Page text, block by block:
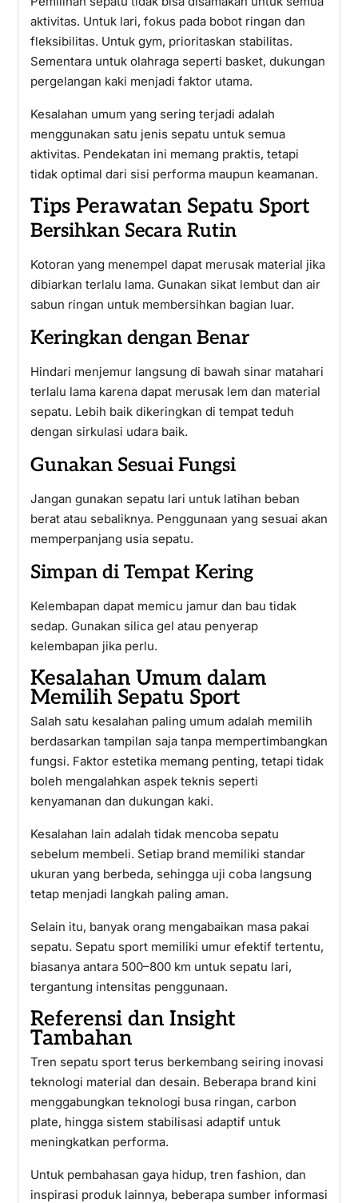
aktivitas. Untuk lari, fokus pada bobot ringan dan
fleksibilitas. Untuk gym, prioritaskan stabilitas.
Sementara untuk olahraga seperti basket, dukungan
pergelangan kaki menjadi faktor utama.
Kesalahan umum yang sering terjadi adalah
menggunakan satu jenis sepatu untuk semua
aktivitas. Pendekatan ini memang praktis, tetapi
tidak optimal dari sisi performa maupun keamanan.
Tips Perawatan Sepatu Sport
Bersihkan Secara Rutin
Kotoran yang menempel dapat merusak material jika
dibiarkan terlalu lama. Gunakan sikat lembut dan air
sabun ringan untuk membersihkan bagian luar.
Keringkan dengan Benar
Hindari menjemur langsung di bawah sinar matahari
terlalu lama karena dapat merusak lem dan material
sepatu. Lebih baik dikeringkan di tempat teduh
dengan sirkulasi udara baik.
Gunakan Sesuai Fungsi
Jangan gunakan sepatu lari untuk latihan beban
berat atau sebaliknya. Penggunaan yang sesuai akan
memperpanjang usia sepatu.
Simpan di Tempat Kering
Kelembapan dapat memicu jamur dan bau tidak
sedap. Gunakan silica gel atau penyerap
kelembapan jika perlu.
Kesalahan Umum dalam
Memilih Sepatu Sport
Salah satu kesalahan paling umum adalah memilih
berdasarkan tampilan saja tanpa mempertimbangkan
fungsi. Faktor estetika memang penting, tetapi tidak
boleh mengalahkan aspek teknis seperti
kenyamanan dan dukungan kaki.
Kesalahan lain adalah tidak mencoba sepatu
sebelum membeli. Setiap brand memiliki standar
ukuran yang berbeda, sehingga uji coba langsung
tetap menjadi langkah paling aman.
Selain itu, banyak orang mengabaikan masa pakai
sepatu. Sepatu sport memiliki umur efektif tertentu,
biasanya antara 500–800 km untuk sepatu lari,
tergantung intensitas penggunaan.
Referensi dan Insight
Tambahan
Tren sepatu sport terus berkembang seiring inovasi
teknologi material dan desain. Beberapa brand kini
menggabungkan teknologi busa ringan, carbon
plate, hingga sistem stabilisasi adaptif untuk
meningkatkan performa.
Untuk pembahasan gaya hidup, tren fashion, dan
inspirasi produk lainnya, beberapa sumber informasi